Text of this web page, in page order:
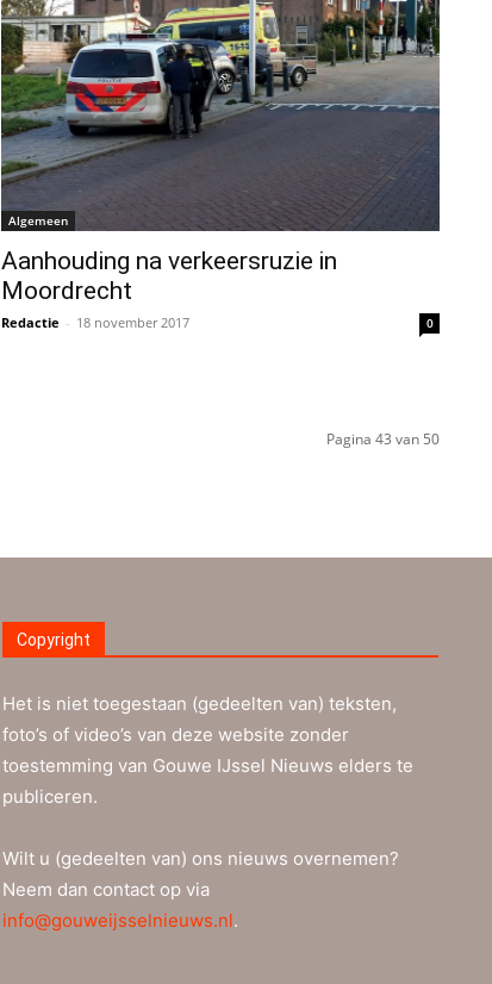
Algemeen
Aanhouding na verkeersruzie in
Moordrecht
Redactie - 18 november 2017 0
Pagina 43 van 50
Copyright
Het is niet toegestaan (gedeelten van) teksten,
foto’s of video’s van deze website zonder
toestemming van Gouwe IJssel Nieuws elders te
publiceren.
Wilt u (gedeelten van) ons nieuws overnemen?
Neem dan contact op via
info@gouweijsselnieuws.nl.